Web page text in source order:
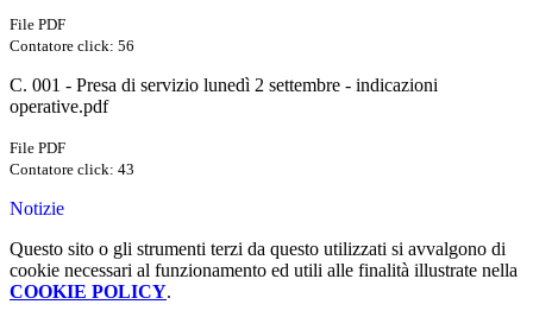
File PDF
Contatore click: 56
C. 001 - Presa di servizio lunedì 2 settembre - indicazioni
operative.pdf
File PDF
Contatore click: 43
Notizie
Questo sito o gli strumenti terzi da questo utilizzati si avvalgono di
cookie necessari al funzionamento ed utili alle finalità illustrate nella
COOKIE POLICY.